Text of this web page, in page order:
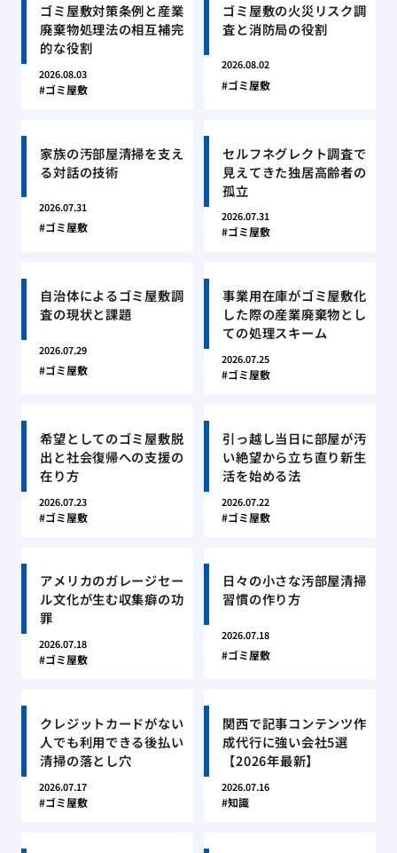
ゴミ屋敷対策条例と産業
廃棄物処理法の相互補完
的な役割
2026.08.03
ゴミ屋敷
ゴミ屋敷の火災リスク調
査と消防局の役割
2026.08.02
ゴミ屋敷
家族の汚部屋清掃を支え
る対話の技術
2026.07.31
ゴミ屋敷
セルフネグレクト調査で
見えてきた独居高齢者の
孤立
2026.07.31
ゴミ屋敷
自治体によるゴミ屋敷調
査の現状と課題
2026.07.29
ゴミ屋敷
事業用在庫がゴミ屋敷化
した際の産業廃棄物とし
ての処理スキーム
2026.07.25
ゴミ屋敷
希望としてのゴミ屋敷脱
出と社会復帰への支援の
在り方
2026.07.23
ゴミ屋敷
引っ越し当日に部屋が汚
い絶望から立ち直り新生
活を始める法
2026.07.22
ゴミ屋敷
アメリカのガレージセー
ル文化が生む収集癖の功
罪
2026.07.18
ゴミ屋敷
日々の小さな汚部屋清掃
習慣の作り方
2026.07.18
ゴミ屋敷
クレジットカードがない
人でも利用できる後払い
清掃の落とし穴
2026.07.17
ゴミ屋敷
関西で記事コンテンツ作
成代行に強い会社5選
【2026年最新】
2026.07.16
知識